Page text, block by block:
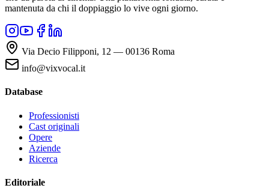
mantenuta da chi il doppiaggio lo vive ogni giorno.
Via Decio Filipponi, 12 — 00136 Roma
info@vixvocal.it
Database
Professionisti
Cast originali
Opere
Aziende
Ricerca
Editoriale